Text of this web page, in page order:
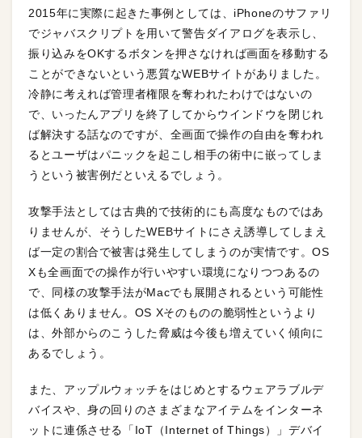
2015年に実際に起きた事例としては、iPhoneのサファリ
でジャバスクリプトを用いて警告ダイアログを表示し、
振り込みをOKするボタンを押さなければ画面を移動する
ことができないという悪質なWEBサイトがありました。
冷静に考えれば管理者権限を奪われたわけではないの
で、いったんアプリを終了してからウインドウを閉じれ
ば解決する話なのですが、全画面で操作の自由を奪われ
るとユーザはパニックを起こし相手の術中に嵌ってしま
うという被害例だといえるでしょう。
攻撃手法としては古典的で技術的にも高度なものではあ
りませんが、そうしたWEBサイトにさえ誘導してしまえ
ば一定の割合で被害は発生してしまうのが実情です。OS
Xも全画面での操作が行いやすい環境になりつつあるの
で、同様の攻撃手法がMacでも展開されるという可能性
は低くありません。OS Xそのものの脆弱性というより
は、外部からのこうした脅威は今後も増えていく傾向に
あるでしょう。
また、アップルウォッチをはじめとするウェアラブルデ
バイスや、身の回りのさまざまなアイテムをインターネ
ットに連係させる「IoT（Internet of Things）」デバイ